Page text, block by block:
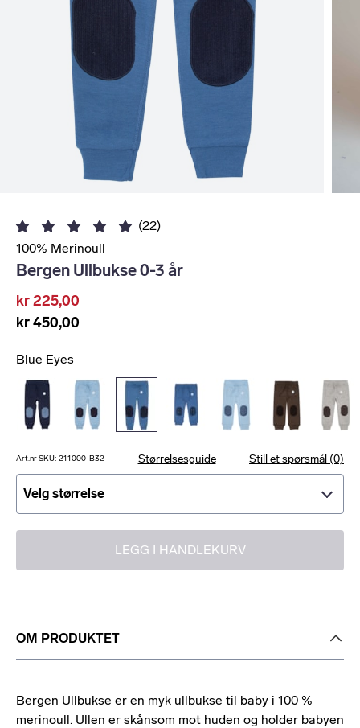
(22)
100% Merinoull
Bergen Ullbukse 0-3 år
kr 225,00
kr 450,00
Blue Eyes
Art.nr SKU: 211000-B32 Størrelsesguide Still et spørsmål (0)
Velg størrelse
LEGG I HANDLEKURV
OM PRODUKTET
Bergen Ullbukse er en myk ullbukse til baby i 100 %
merinoull. Ullen er skånsom mot huden og holder babyen